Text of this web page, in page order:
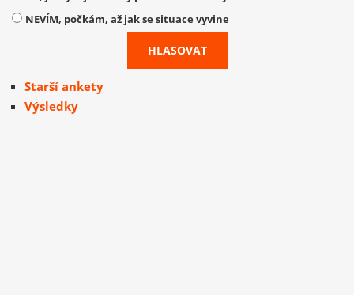
NEVÍM, počkám, až jak se situace vyvine
Starší ankety
Výsledky